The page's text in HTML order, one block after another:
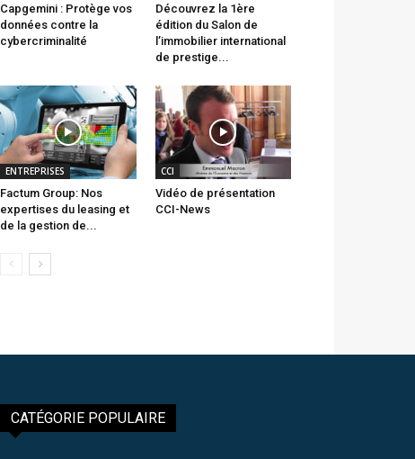
Capgemini : Protège vos
données contre la
cybercriminalité
Découvrez la 1ère
édition du Salon de
l’immobilier international
de prestige...
ENTREPRISES
Factum Group: Nos
expertises du leasing et
de la gestion de...
CCI
Vidéo de présentation
CCI-News
CATÉGORIE POPULAIRE